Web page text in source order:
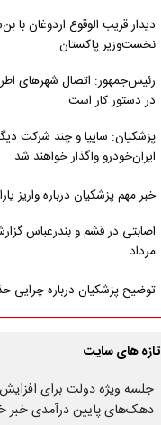
دیدار قریب الوقوع اردوغان با
نخست‌وزیر پاکستان
رئیس‌جمهور: اتصال شهرهای
در دستور کار است
پزشکیان: سایپا و چند شرکت
ایران‌خودرو واگذار خواهند شد
خبر مهم پزشکیان درباره واریز
مرداد
توضیح پزشکیان درباره چرایی
تازه های سایت
جلسه ویژه دولت برای افزایش
دهک‌های پایین درآمدی